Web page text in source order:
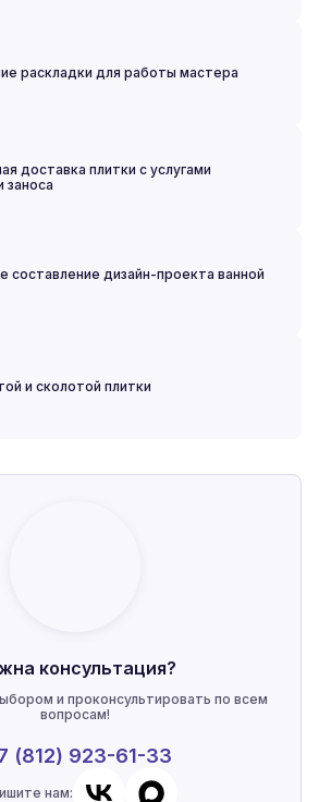
раскладки для работы мастера
доставка плитки с услугами
заноса
составление дизайн-проекта ванной
и сколотой плитки
консультация?
и проконсультировать по всем
вопросам!
(812) 923-61-33
нам: